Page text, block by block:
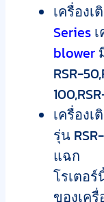
เครื่องเ
Series
blower
RSR-
เครื่อง
รุ่น
แฉก
โรเตอ
ของเค